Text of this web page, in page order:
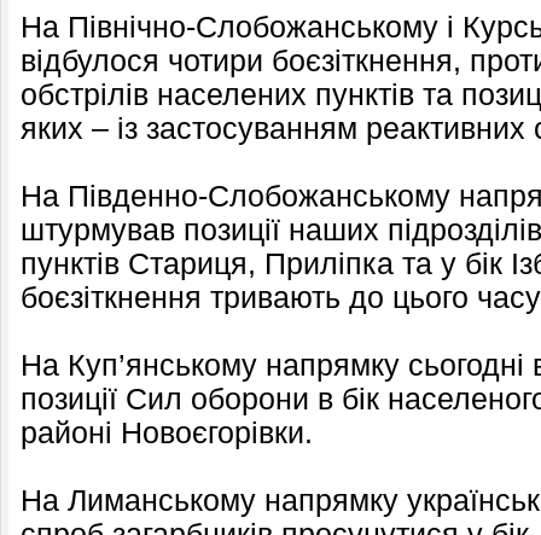
На Північно-Слобожанському і
відбулося чотири боєзіткнення,
обстрілів населених пунктів та
яких – із застосуванням
На Південно-Слобожанському
штурмував позиції наших
пунктів Стариця, Приліпка та у бік
боєзіткнення тривають до цього
На Куп’янському напрямку сьогодні
позиції Сил оборони в бік
районі Новоєгорівки.
На Лиманському напрямку